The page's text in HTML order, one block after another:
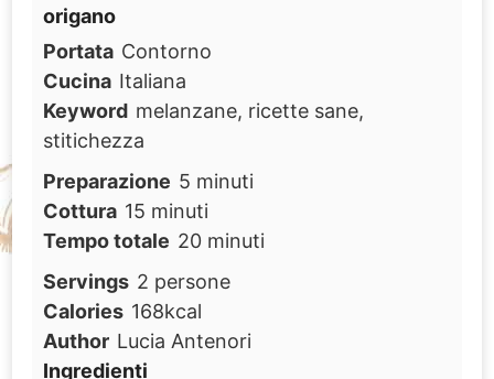
origano
Portata Contorno
Cucina Italiana
Keyword melanzane, ricette sane,
stitichezza
Preparazione 5 minuti
minuti
Cottura 15 minuti
minuti
Tempo totale 20minuti
minuti
Servings 2 persone
Calories 168kcal
Author Lucia Antenori
Ingredienti